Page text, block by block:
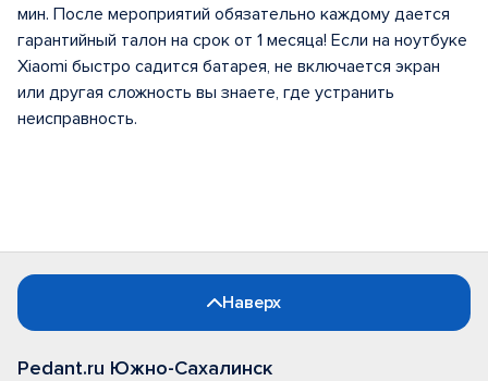
мин. После мероприятий обязательно каждому дается
гарантийный талон на срок от 1 месяца! Если на ноутбуке
Xiaomi быстро садится батарея, не включается экран
или другая сложность вы знаете, где устранить
неисправность.
Наверх
Pedant.ru Южно-Сахалинск